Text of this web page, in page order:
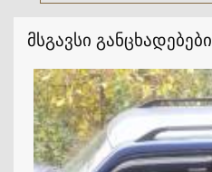
მსგავსი განცხადებები